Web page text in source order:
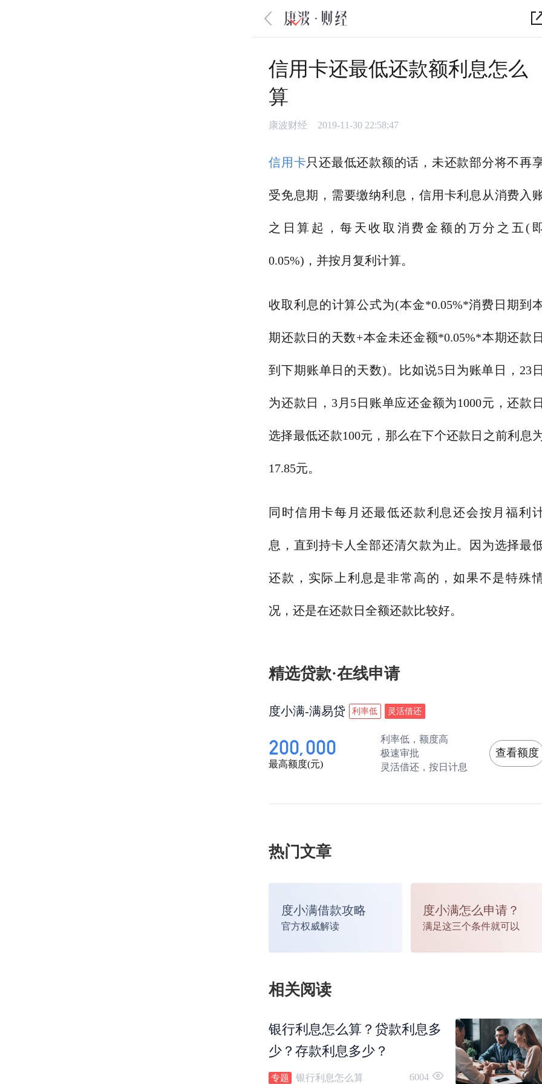
信用卡还最低还款额利息怎么
算
康波财经 2019-11-30 22:58:47
信用卡只还最低还款额的话，未还款部分将不再
受免息期，需要缴纳利息，信用卡利息从消费入
之日算起，每天收取消费金额的万分之五(
0.05%)，并按月复利计算。
收取利息的计算公式为(本金*0.05%*消费日期到
期还款日的天数+本金未还金额*0.05%*本期还款
到下期账单日的天数)。比如说5日为账单日，23
为还款日，3月5日账单应还金额为1000元，还款
选择最低还款100元，那么在下个还款日之前利息
17.85元。
同时信用卡每月还最低还款利息还会按月福利
息，直到持卡人全部还清欠款为止。因为选择最
还款，实际上利息是非常高的，如果不是特殊
况，还是在还款日全额还款比较好。
精选贷款·在线申请
度小满-满易贷 利率低 灵活借还
200,000
最高额度(元)
利率低，额度高
极速审批
灵活借还，按日计息
查看额度
热门文章
度小满借款攻略
官方权威解读
度小满怎么申请？
满足这三个条件就可以
相关阅读
银行利息怎么算？贷款利息多
少？存款利息多少？
专题 银行利息怎么算 6004